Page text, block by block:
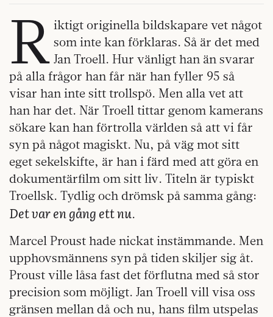
R iktigt originella bildskapare vet något
som inte kan förklaras. Så är det med
Jan Troell. Hur vänligt han än svarar
på alla frågor han får när han fyller 95 så
visar han inte sitt trollspö. Men alla vet att
han har det. När Troell tittar genom kamerans
sökare kan han förtrolla världen så att vi får
syn på något magiskt. Nu, på väg mot sitt
eget sekelskifte, är han i färd med att göra en
dokumentärfilm om sitt liv. Titeln är typiskt
Troellsk. Tydlig och drömsk på samma gång:
Det var en gång ett nu.
Marcel Proust hade nickat instämmande. Men
upphovsmännens syn på tiden skiljer sig åt.
Proust ville låsa fast det förflutna med så stor
precision som möjligt. Jan Troell vill visa oss
gränsen mellan då och nu, hans film utspelas